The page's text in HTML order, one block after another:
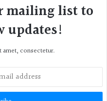
mailing list to
updates!
amet, consectetur.